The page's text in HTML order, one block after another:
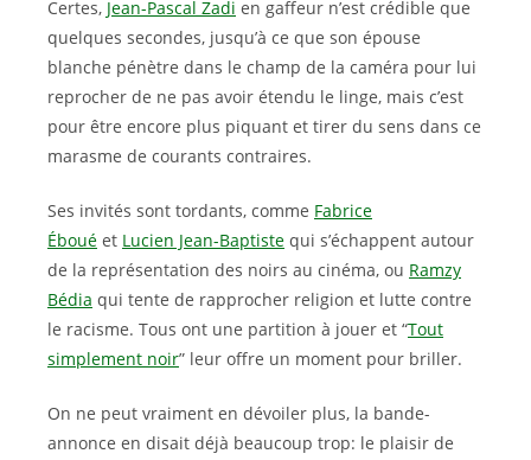
Certes, Jean-Pascal Zadi en gaffeur n’est crédible que
quelques secondes, jusqu’à ce que son épouse
blanche pénètre dans le champ de la caméra pour lui
reprocher de ne pas avoir étendu le linge, mais c’est
pour être encore plus piquant et tirer du sens dans ce
marasme de courants contraires.
Ses invités sont tordants, comme Fabrice
Éboué et Lucien Jean-Baptiste qui s’échappent autour
de la représentation des noirs au cinéma, ou Ramzy
Bédia qui tente de rapprocher religion et lutte contre
le racisme. Tous ont une partition à jouer et “Tout
simplement noir” leur offre un moment pour briller.
On ne peut vraiment en dévoiler plus, la bande-
annonce en disait déjà beaucoup trop: le plaisir de